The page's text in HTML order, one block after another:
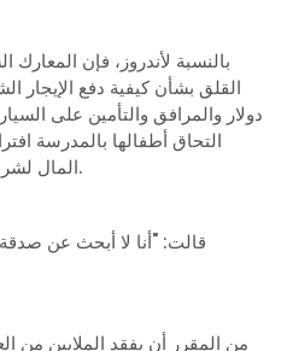
بالنسبة لأندروز، فإن
دولار والمرافق والتأمين على
التحاق أطفالها بالمدرسة
المال لشراء جهاز كمبيوتر آخر للعائلة.
قالت: "أنا لا أبحث عن
من المقرر أن يفقد الملايين من